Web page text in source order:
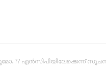
എന്‍സിപിയിലേക്കെന്ന്